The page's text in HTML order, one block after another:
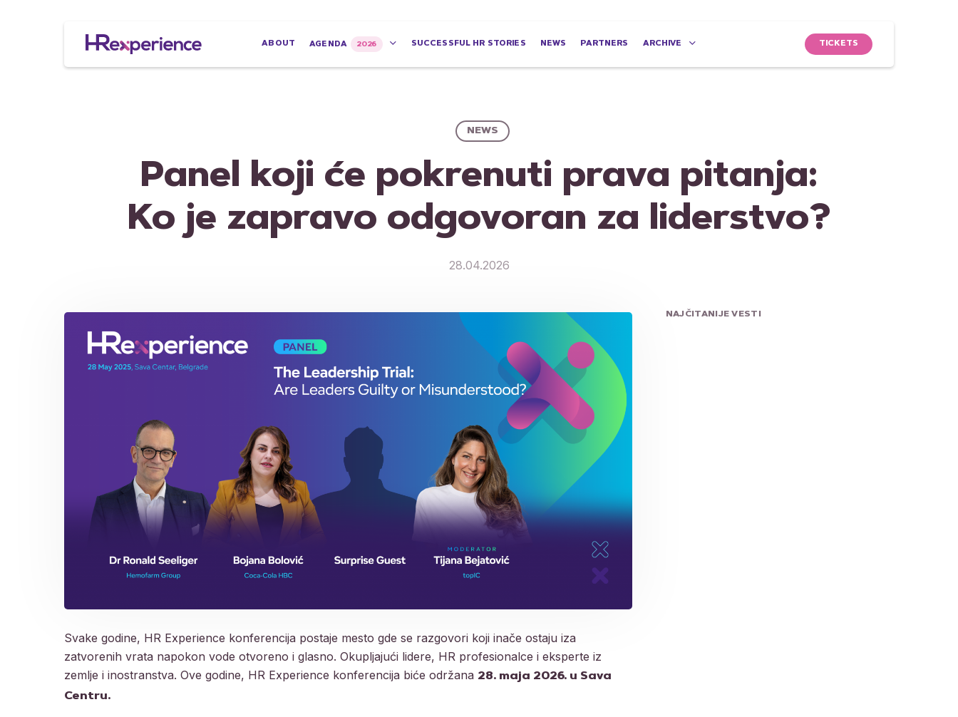
ABOUT AGENDA 2026 SUCCESSFUL HR STORIES NEWS PARTNERS ARCHIVE TICKETS
NEWS
Panel koji će pokrenuti prava pitanja:
Ko je zapravo odgovoran za liderstvo?
28.04.2026
Svake godine, HR Experience konferencija postaje mesto gde se razgovori koji inače ostaju iza
zatvorenih vrata napokon vode otvoreno i glasno. Okupljajući lidere, HR profesionalce i eksperte iz
zemlje i inostranstva. Ove godine, HR Experience konferencija biće održana 28. maja 2026. u Sava
Centru.
NAJČITANIJE VESTI